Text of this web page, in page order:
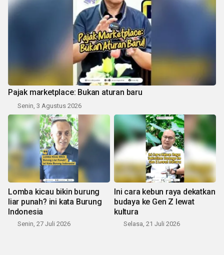
Pajak marketplace: Bukan aturan baru
Senin, 3 Agustus 2026
Lomba kicau bikin burung
liar punah? ini kata Burung
Indonesia
Senin, 27 Juli 2026
Ini cara kebun raya dekatkan
budaya ke Gen Z lewat
kultura
Selasa, 21 Juli 2026